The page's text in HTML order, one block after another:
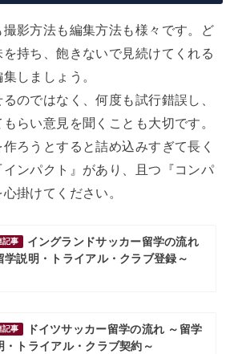
影方法も編集方法も様々です。ど
持ち、飽きないで見続けてくれる
しましょう。
のではなく、何度も試行錯誤し、
らい意見を聞くことも大切です。
ろうとすると詰め込みすぎて長く
ンパクト』があり、且つ『コンパ
掛けてください。
記事
イングランドサッカー留学の流れ
学説明・トライアル・クラブ登録～
記事
ドイツサッカー留学の流れ ～留学
・トライアル・クラブ契約～